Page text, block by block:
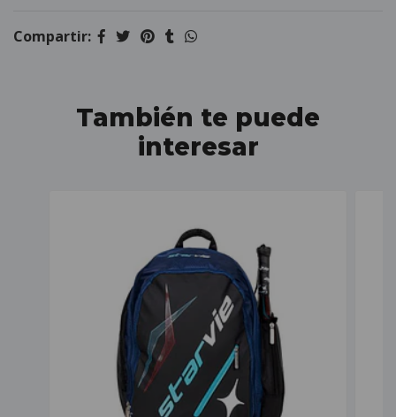
Compartir:
También te puede
interesar